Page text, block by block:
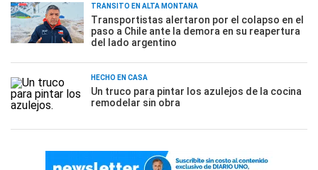
TRÁNSITO EN ALTA MONTAÑA
Transportistas alertaron por el colapso en el
paso a Chile ante la demora en su reapertura
del lado argentino
HECHO EN CASA
Un truco para pintar los azulejos de la cocina
remodelar sin obra